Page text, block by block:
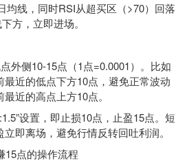
均线，同时RSI从超买区（>70）回落
方，立即进场。
外侧10-15点（1点=0.0001）。比如
近的低点下方10点，避免正常波动
近的高点上方10点。
设置，即止损10点，止盈15点。短
即离场，避免行情反转回吐利润。
15点的操作流程